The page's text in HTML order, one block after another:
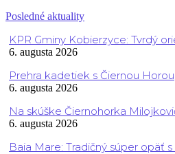
Posledné aktuality
KPR Gminy Kobierzyce: Tvrdý
6. augusta 2026
Prehra kadetiek s Čiernou Horou
6. augusta 2026
Na skúške Čiernohorka
6. augusta 2026
Baia Mare: Tradičný súper opäť